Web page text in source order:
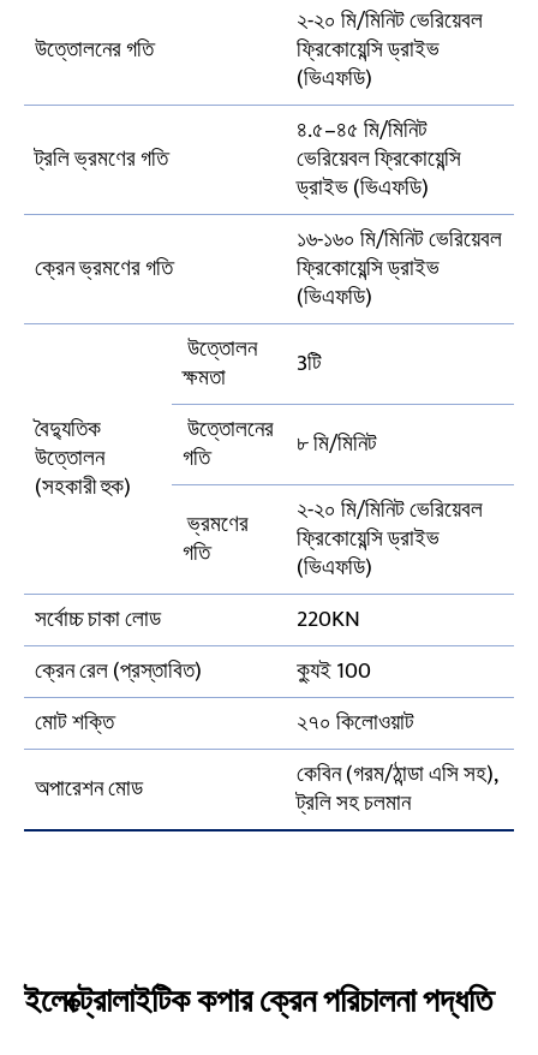
উত্তোলনের গতি
২-২০ মি/মিনিট ভেরিয়েবল
ফ্রিকোয়েন্সি ড্রাইভ
(ভিএফডি)
ট্রলি ভ্রমণের গতি
৪.৫–৪৫ মি/মিনিট
ভেরিয়েবল ফ্রিকোয়েন্সি
ড্রাইভ (ভিএফডি)
ক্রেন ভ্রমণের গতি
১৬-১৬০ মি/মিনিট ভেরিয়েবল
ফ্রিকোয়েন্সি ড্রাইভ
(ভিএফডি)
বৈদ্যুতিক
উত্তোলন
(সহকারী হুক)
উত্তোলন
ক্ষমতা
3টি
উত্তোলনের
গতি ৮ মি/মিনিট
ভ্রমণের
গতি
২-২০ মি/মিনিট ভেরিয়েবল
ফ্রিকোয়েন্সি ড্রাইভ
(ভিএফডি)
সর্বোচ্চ চাকা লোড
220KN
ক্রেন রেল (প্রস্তাবিত)
ক্যুই 100
মোট শক্তি
২৭০ কিলোওয়াট
অপারেশন মোড
কেবিন (গরম/ঠান্ডা এসি সহ),
ট্রলি সহ চলমান
ইলেক্ট্রোলাইটিক কপার ক্রেন পরিচালনা পদ্ধতি